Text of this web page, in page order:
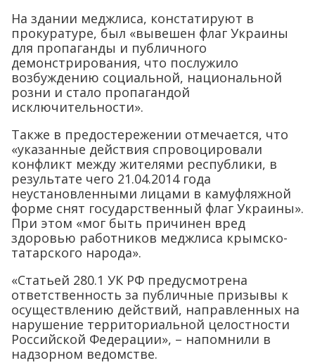
На здании меджлиса, констатируют в
прокуратуре, был «вывешен флаг Украины
для пропаганды и публичного
демонстрирования, что послужило
возбуждению социальной, национальной
розни и стало пропагандой
исключительности».
Также в предостережении отмечается, что
«указанные действия спровоцировали
конфликт между жителями республики, в
результате чего 21.04.2014 года
неустановленными лицами в камуфляжной
форме снят государственный флаг Украины».
При этом «мог быть причинен вред
здоровью работников меджлиса крымско-
татарского народа».
«Статьей 280.1 УК РФ предусмотрена
ответственность за публичные призывы к
осуществлению действий, направленных на
нарушение территориальной целостности
Российской Федерации», – напомнили в
надзорном ведомстве.